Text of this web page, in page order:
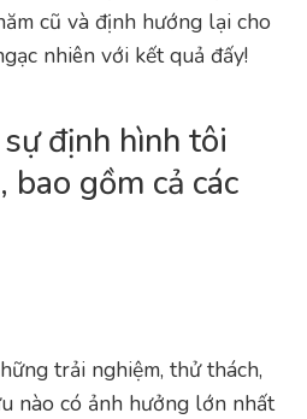
cũ và định hướng lại cho
nhiên với kết quả đấy!
định hình tôi
gồm cả các
trải nghiệm, thử thách,
nào có ảnh hưởng lớn nhất